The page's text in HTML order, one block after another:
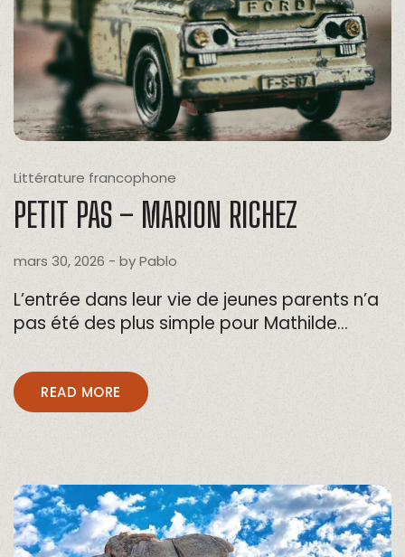
Littérature francophone
PETIT PAS – MARION RICHEZ
mars 30, 2026 - byPablo
L’entrée dans leur vie de jeunes parents n’a
pas été des plus simple pour Mathilde…
READ MORE